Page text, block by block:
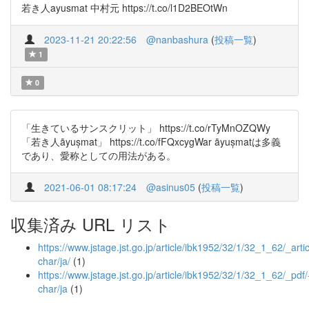
若き人ayusmat 中村元 https://t.co/l1D2BEOtWn
2023-11-21 20:22:56 @nanbashura (投稿一覧)
1
0
「生きているサンスクリット」 https://t.co/rTyMnOZQWy
「若き人āyușmat」 https://t.co/fFQxcygWar āyușmatは多義
であり、愛称としての用法がある。
2021-06-01 08:17:24 @asinus05 (投稿一覧)
収集済み URL リスト
https://www.jstage.jst.go.jp/article/ibk1952/32/1/32_1_62/
char/ja/ (1)
https://www.jstage.jst.go.jp/article/ibk1952/32/1/32_1_62/
char/ja (1)